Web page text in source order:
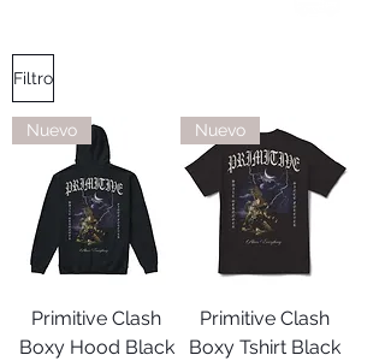
Filtro
Nuevo
Primitive Clash
Boxy Hood Black
Nuevo
Primitive Clash
Boxy Tshirt Black